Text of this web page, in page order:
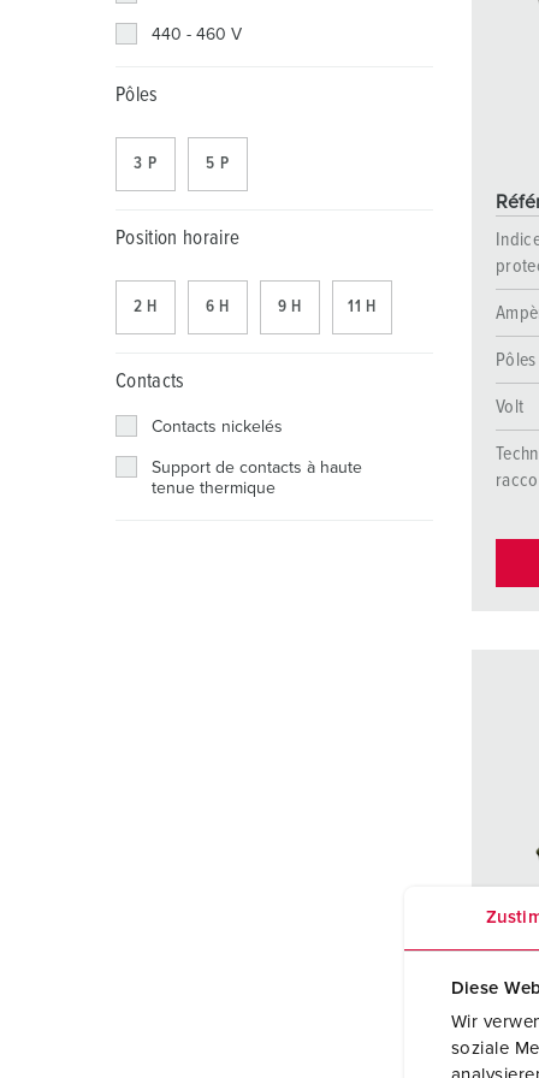
Diese
Wir
soziale
Exploitation minière
440 - 460 V
Pôles
3 P 5 P
Position horaire
2 H 6 H 9 H 11 H
Contacts
Contacts nickelés
Support de contacts à haute
tenue thermique
Pôles
Volt